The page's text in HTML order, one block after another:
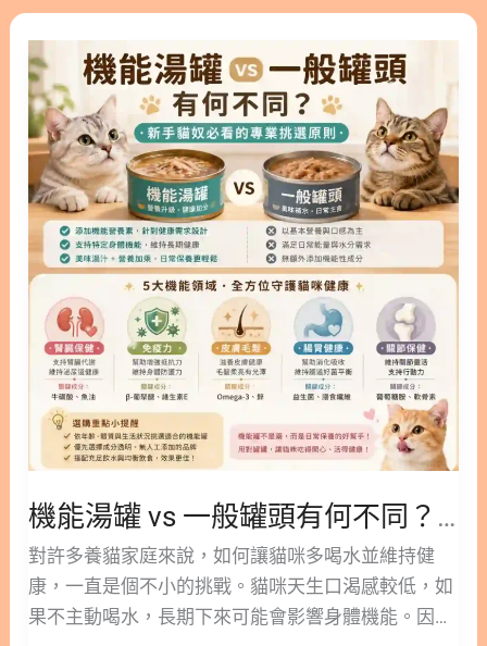
天生較不愛喝水，這使得牠們的腎臟往往需要承受較
大的過濾壓力。 2. 貓急性腎衰竭與慢性腎臟病的差
異 在醫學上，腎臟功能衰退主要分為急性與慢性兩種
情況。貓急性腎衰竭通常發生得非常突然，可能因為
誤食百合花等有毒物質、尿道阻塞或嚴重脫水所引
起。這類型的損傷進展極快，但若能及時送醫並給予
適當治療，腎臟功能是有機會恢復的。 相對於急性發
作，慢性腎臟病則是一個緩慢且不可逆的過程。隨著
年紀增長，貓咪的腎
料的真實差異。期望能幫助您避開常見的行銷話術，
為家中寶貝找到最合適的飲食選擇。 隱藏/顯示內容
目錄 內容目錄 : 顯示/隱藏 1. 迷思破解：無穀飼料不
等於「零過敏」 2. 專為貓主子設計：貓無穀飼料與
貓咪無穀飼料怎麼挑？ 2.1. 無穀貓飼料適合哪些貓
咪？ 2.2. 挑選貓飼料無穀配方的注意事項 3. 汪星人
飲食解析：狗狗無穀飼料的真相 3.1. 狗狗真的需要狗
無穀飼料嗎？ 3.2. 無穀狗飼料與心臟病(DCM)的潛在
關聯 3.3. 有穀飼料 vs 無穀飼料：營養價值大比拼 4.
為毛孩挑選最合適的健康飲食 5. 無穀飼料常見問題
FAQ Q1：無穀飼料一定比有穀飼料更健康嗎？ Q2：
狗狗一直抓癢，換成無穀飼料就會好嗎？ Q3：吃無
穀飼料真的會導致狗狗得心臟病嗎？ Q4：我想幫貓
咪換成無穀飼料，應該怎麼做？ Q5：幼犬或幼貓也
適合吃無穀飼料嗎？ ○ 加入追蹤 林安安營養師粉絲
團，用營養蘊育健康！ 1. 迷思破解：無穀飼料不等
於「零過敏」 所謂的無穀飼料，主要是指配方中不包
含小麥、玉米、稻米或大麥等傳統穀類來源。取而代
之的，廠商通常會使用馬鈴薯、地瓜、豌豆或其他豆
類來作為碳水化合物的替代品。 許多飼主更換無穀配
方，是因為擔心穀物會引起毛孩過敏。但美國獸醫師
機能湯罐 vs 一般罐頭有何不同？新手貓奴必看的專業挑選原則
對許多養貓家庭來說，如何讓貓咪多喝水並維持健
康，一直是個不小的挑戰。貓咪天生口渴感較低，如
果不主動喝水，長期下來可能會影響身體機能。因
能
湯
罐
vs
一
般
罐
頭
何
同？
新
奴
必
看
的